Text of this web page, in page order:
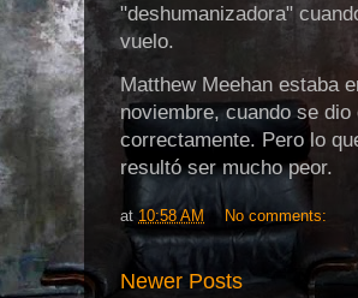
"deshumanizadora"
vuelo.
Matthew Meehan estaba
noviembre, cuando se
correctamente. Pero lo
resultó ser mucho peor.
at 10:58 AM No comments:
Newer Posts